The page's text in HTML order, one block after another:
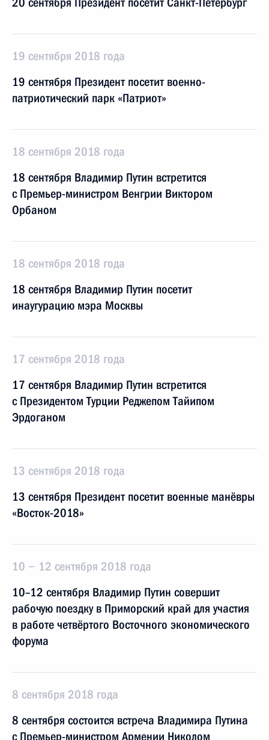
19 сентября 2018 года
19 сентября Президент посетит военно-
патриотический парк «Патриот»
18 сентября 2018 года
18 сентября Владимир Путин встретится
с Премьер-министром Венгрии Виктором
Орбаном
18 сентября 2018 года
18 сентября Владимир Путин посетит
инаугурацию мэра Москвы
17 сентября 2018 года
17 сентября Владимир Путин встретится
с Президентом Турции Реджепом Тайипом
Эрдоганом
13 сентября 2018 года
13 сентября Президент посетит военные манёвры
«Восток-2018»
10 − 12 сентября 2018 года
10–12 сентября Владимир Путин совершит
рабочую поездку в Приморский край для участия
в работе четвёртого Восточного экономического
форума
8 сентября 2018 года
8 сентября состоится встреча Владимира Путина
с Премьер-министром Армении Николом